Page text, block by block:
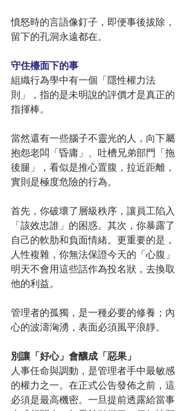
憤怒時的言語像釘子，即便事後拔除，
留下的孔洞永遠都在。
守住檯面下的事
組織行為學中有一個「隱性權力法
則」，指的是未明說的評價才是真正的
指揮棒。
當然還有一些腦子不靈光的人，向下屬
抱怨老闆「昏庸」、吐槽兄弟部門「拖
後腿」，看似是推心置腹，拉近距離，
實則是極度危險的行為。
首先，你破壞了層級秩序，讓員工陷入
「該效忠誰」的困惑。其次，你暴露了
自己的軟肋和負面情緒。更重要的是，
人性複雜，你無法保證今天的「心腹」
明天不會用這些話作為投名狀，去換取
他的利益。
管理者的孤獨，是一種必要的修養；內
心的波濤洶湧，表面必須風平浪靜。
別讓「好心」會釀成「惡果」
人事任命與調動，是管理者手中最敏感
的權力之一。在正式公告發佈之前，這
必須是最高機密。一旦提前透露給當事